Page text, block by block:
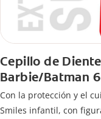
Cepillo de
Barbie/Batman
Con la protección y el
Smiles infantil, con